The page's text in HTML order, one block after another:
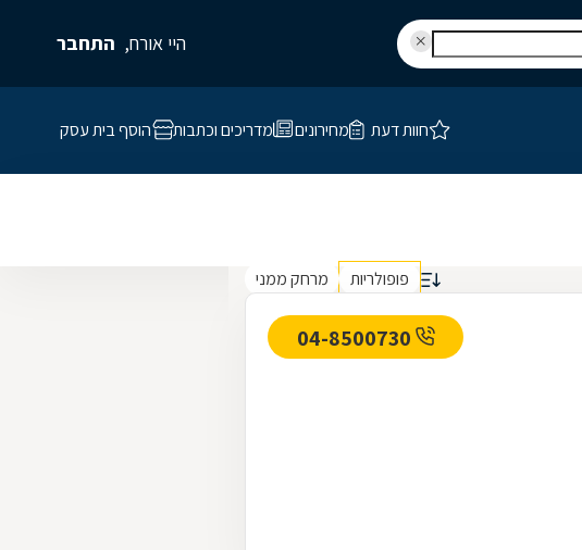
היי אורח, התחבר
חוות דעת מחירונים מדריכים וכתבות הוסף בית עסק
פופולריות מרחק ממני